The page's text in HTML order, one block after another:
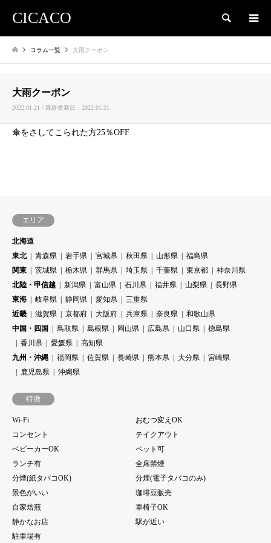
CICACO 検索
コラム一覧 大雨クーポン
大雨クーポン
2022.01.21 / 最終更新日：2022.01.21
傘をさしてこられた方25％OFF
エリア
北海道
東北
青森県 岩手県 宮城県 秋田県 山形県
福島県
関東
茨城県 栃木県 群馬県 埼玉県 千葉県 東京都
神奈川県
北陸・甲信越
新潟県 富山県 石川県 福井県 山梨県
長野県
東海
岐阜県 静岡県 愛知県
三重県
近畿
滋賀県 京都府 大阪府 兵庫県 奈良県
和歌山県
中国・四国
鳥取県 島根県 岡山県 広島県 山口県
徳島県
香川県
愛媛県
高知県
九州・沖縄
福岡県 佐賀県 長崎県 熊本県 大分県
宮崎県
鹿児島県
沖縄県
特徴
Wi-Fi
おむつ変えOK
コンセント
テイクアウト
ベビーカーOK
ペット可
ランチ有
全席禁煙
分煙(紙タバコOK)
分煙(電子タバコのみ)
景色がいい
珈琲豆販売
自家焙煎
車椅子OK
静かなお店
駅が近い
駐車場有